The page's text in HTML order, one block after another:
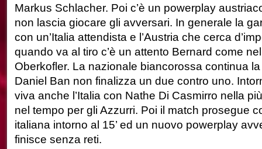
Markus Schlacher. Poi c’è un powerplay
non lascia giocare gli avversari. In generale la
con un’Italia attendista e l’Austria che cerca
quando va al tiro c’è un attento Bernard come
Oberkofler. La nazionale biancorossa continua
Daniel Ban non finalizza un due contro uno.
viva anche l’Italia con Nathe Di Casmirro nella
nel tempo per gli Azzurri. Poi il match prosegue
italiana intorno al 15’ ed un nuovo powerplay
finisce senza reti.